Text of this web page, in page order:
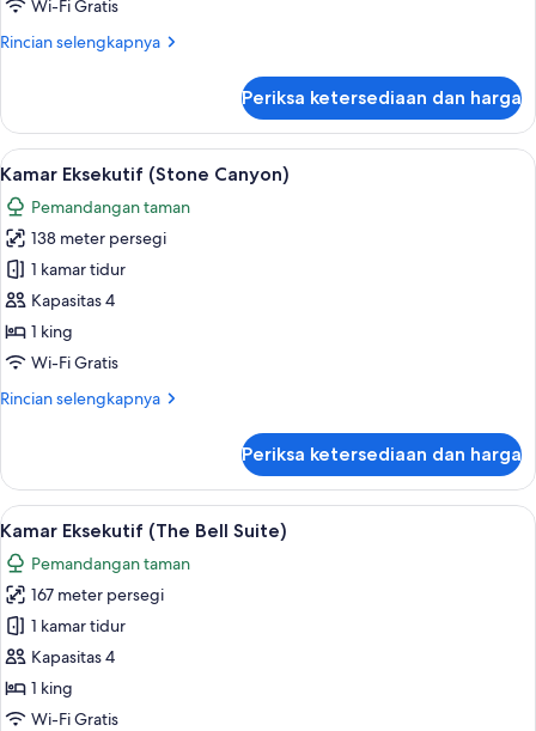
Wi-Fi Gratis
Rincian selengkapnya
Rincian
Kamar
Eksekutif
(Grace
Kelly)
Periksa ketersediaan dan harga
Lihat
semua
foto
untuk
Kamar
Eksekutif
(Stone
Canyon)
Kamar Eksekutif (Stone Canyon) |
5
Kamar Eksekutif (Stone Canyon)
Pemandangan taman
138 meter persegi
1 kamar tidur
Kapasitas 4
1 king
Wi-Fi Gratis
Rincian selengkapnya
Rincian
Kamar
Eksekutif
(Stone
Canyon)
Periksa ketersediaan dan harga
Lihat
semua
foto
untuk
Kamar
Eksekutif
(The
Bell
Kamar Eksekutif (The Bell Suite) |
7
Kamar Eksekutif (The Bell Suite)
Pemandangan taman
167 meter persegi
1 kamar tidur
Kapasitas 4
1 king
Wi-Fi Gratis